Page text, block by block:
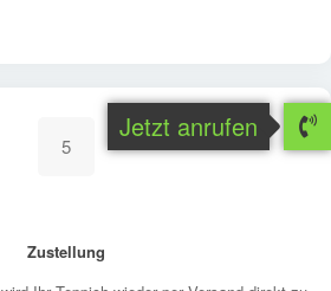
5
Zustellung
Jetzt anrufen